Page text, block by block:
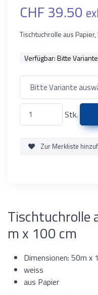
CHF 39.50
Tischtuchrolle aus
Verfügbar:Bitte
Stk.
Zur Merkliste
Tischtuchrolle
m x 100 cm
Dimensionen: 50m x
weiss
aus Papier